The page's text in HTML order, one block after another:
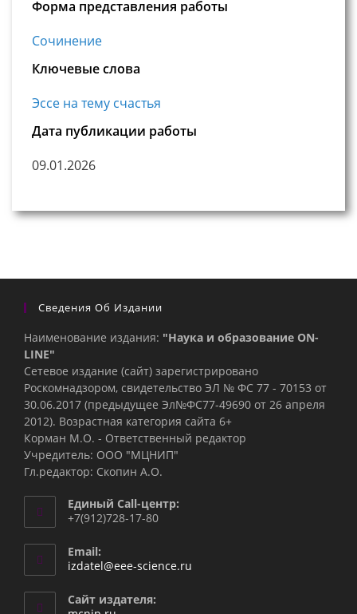
Форма представления работы
Сочинение
Ключевые слова
Эссе на тему счастья
Дата публикации работы
09.01.2026
Сведения Об Издании
Наименование издания: "Наука и образование ON-
LINE"
Сетевое издание (сайт) зарегистрировано
Роскомнадзором, свидетельство ЭЛ № ФС 77 - 70153 от
30.06.2017 (предыдущее Эл№ФC77-49690 от 26 апреля
2012). Возрастная категория сайта 6+
Корман М.О. - Ответственный редактор
Учредитель: ООО "МЦНИП"
Гл.редактор: Скопин А.О.
Единый Call-центр:
+7(912)728-17-80
Email:
izdatel@eee-science.ru
Сайт издателя: